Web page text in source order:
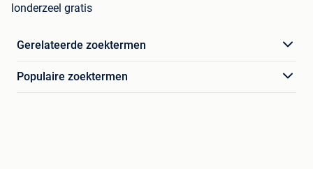
londerzeel gratis
Gerelateerde zoektermen
Populaire zoektermen